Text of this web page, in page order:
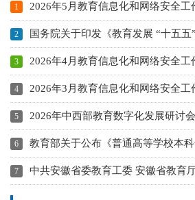
2026年5月教育信息化和网络安全工
国务院关于印发《教育发展 “十五五
2026年4月教育信息化和网络安全工
2026年3月教育信息化和网络安全工
2026年中西部教育数字化发展研讨
教育部关于公布《普通高等学校本科专业目
中共安徽省委教育工委 安徽省教育